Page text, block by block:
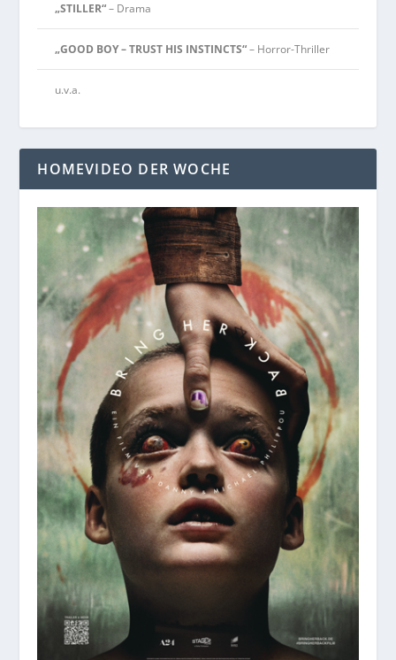
„STILLER“– Drama
„GOOD BOY – TRUST HIS INSTINCTS“– Horror-Thriller
u.v.a.
HOMEVIDEO DER WOCHE